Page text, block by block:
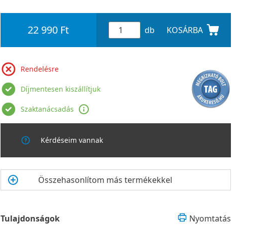
22 990 Ft db KOSÁRBA
Rendelésre
Díjmentesen kiszállítjuk
Szaktanácsadás
Kérdéseim vannak
Összehasonlítom más termékekkel
Tulajdonságok Nyomtatás